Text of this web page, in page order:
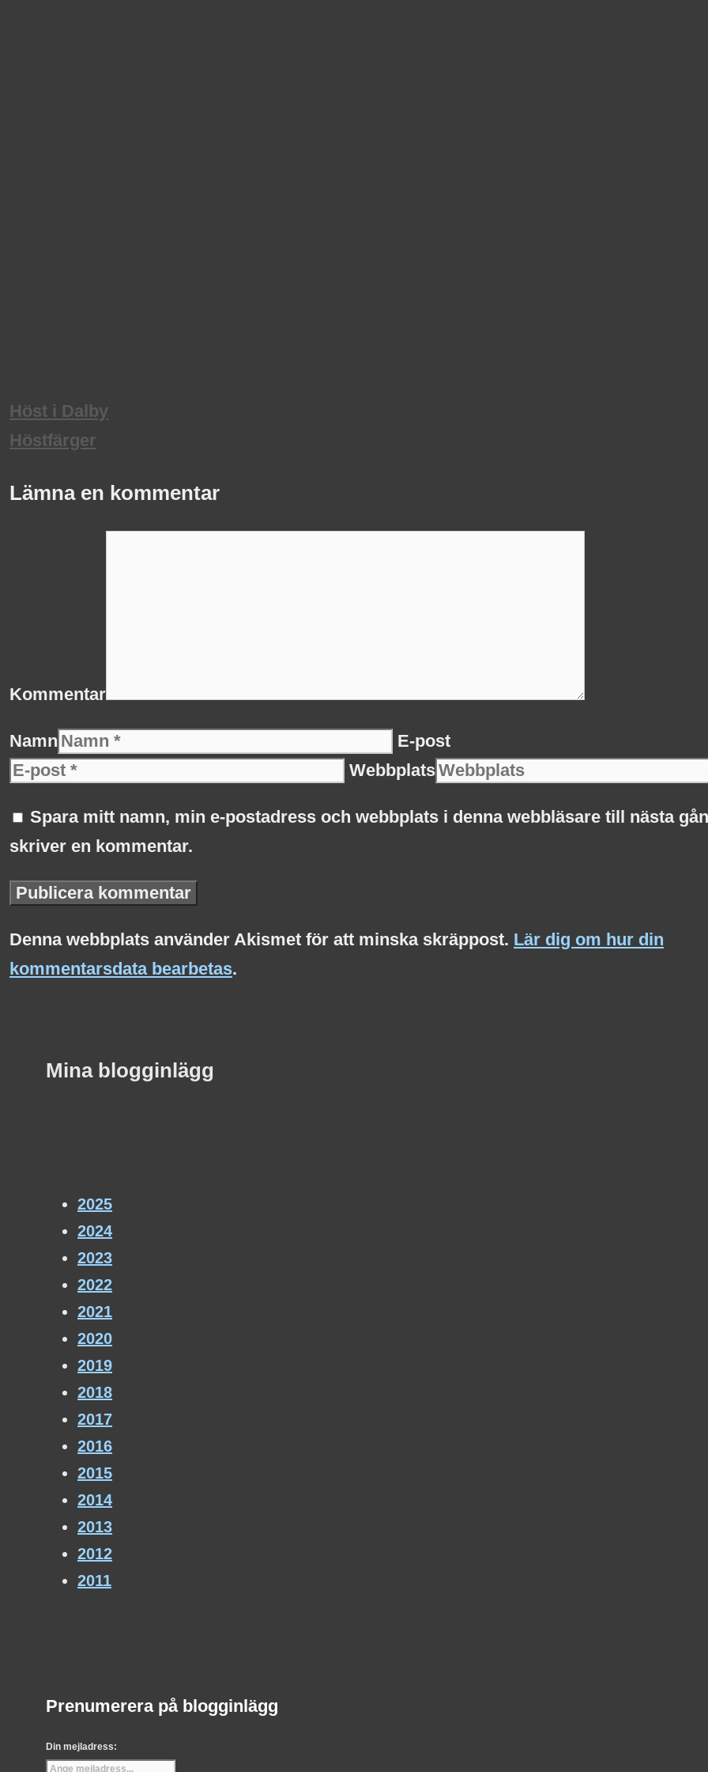
Höst i Dalby
Höstfärger
Lämna en kommentar
Kommentar
Namn
E-post
Webbplats
Spara mitt namn, min e-postadress och webbplats i denna webbläsare till nästa
skriver en kommentar.
Denna webbplats använder Akismet för att minska skräppost. Lär dig om hur din
kommentarsdata bearbetas.
Mina blogginlägg
2025
2024
2023
2022
2021
2020
2019
2018
2017
2016
2015
2014
2013
2012
2011
Prenumerera på blogginlägg
Din mejladress: